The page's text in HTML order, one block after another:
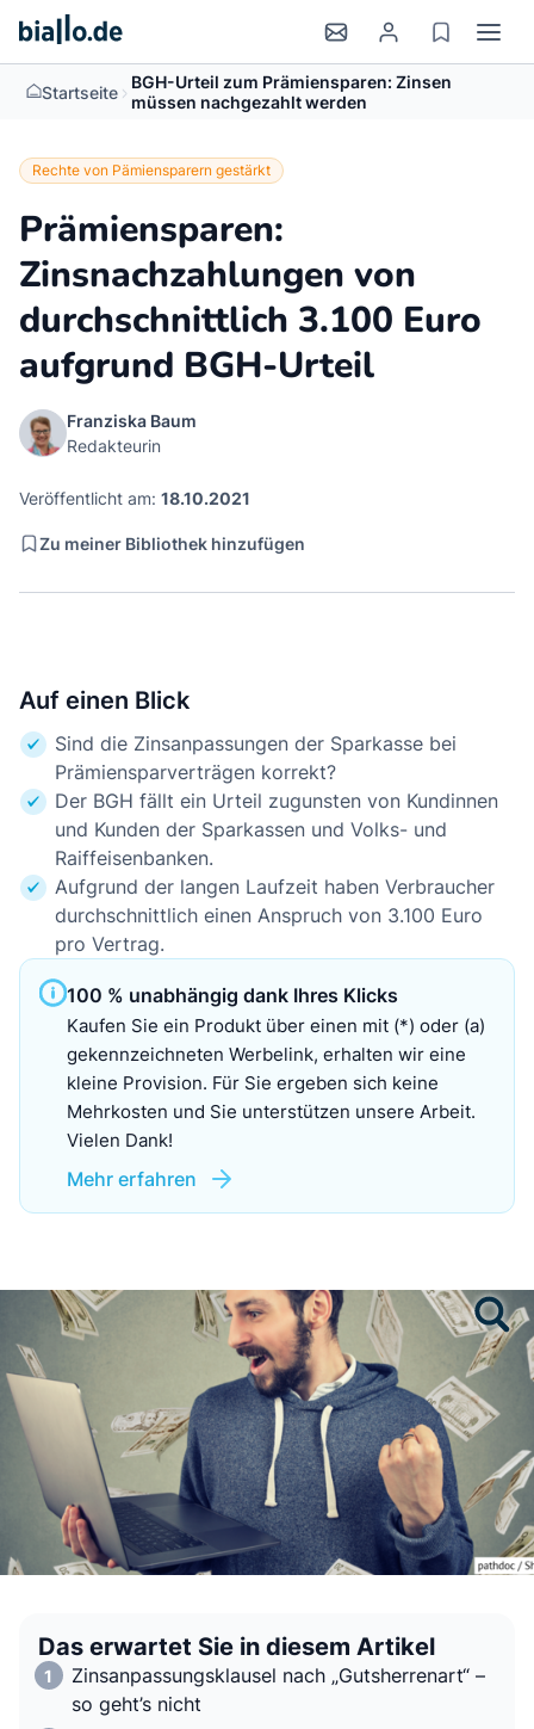
Startseite > BGH-Urteil zum Prämiensparen: Zinsen
müssen nachgezahlt werden
Rechte von Pämiensparern gestärkt
Prämiensparen:
Zinsnachzahlungen von
durchschnittlich 3.100 Euro
aufgrund BGH-Urteil
Franziska Baum
Redakteurin
Veröffentlicht am: 18.10.2021
Zu meiner Bibliothek hinzufügen
Auf einen Blick
Sind die Zinsanpassungen der Sparkasse bei
Prämiensparverträgen korrekt?
Der BGH fällt ein Urteil zugunsten von Kundinnen
und Kunden der Sparkassen und Volks- und
Raiffeisenbanken.
Aufgrund der langen Laufzeit haben Verbraucher
durchschnittlich einen Anspruch von 3.100 Euro
pro Vertrag.
100 % unabhängig dank Ihres Klicks
Kaufen Sie ein Produkt über einen mit (*) oder (a)
gekennzeichneten Werbelink, erhalten wir eine
kleine Provision. Für Sie ergeben sich keine
Mehrkosten und Sie unterstützen unsere Arbeit.
Vielen Dank!
Mehr erfahren
Das erwartet Sie in diesem Artikel
Zinsanpassungsklausel nach „Gutsherrenart“ –
so geht’s nicht